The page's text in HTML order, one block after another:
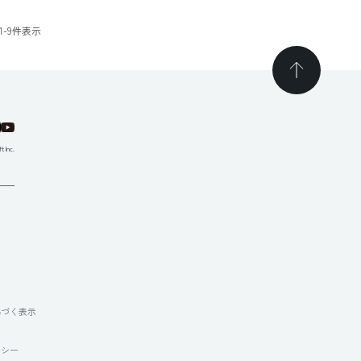
1-9件表示
Inc.
く表示
ー